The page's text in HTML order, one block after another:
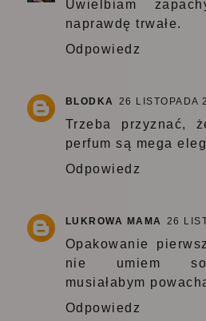
Uwielbiam
naprawdę trwałe.
Odpowiedz
BLODKA 26 LISTOPADA
Trzeba przyznać,
perfum są mega
Odpowiedz
LUKROWA MAMA 26
Opakowanie
nie umiem
musiałabym
Odpowiedz